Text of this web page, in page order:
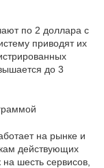
по 2 доллара с
приводят их
до 3
на рынке и
действующих
шесть сервисов,